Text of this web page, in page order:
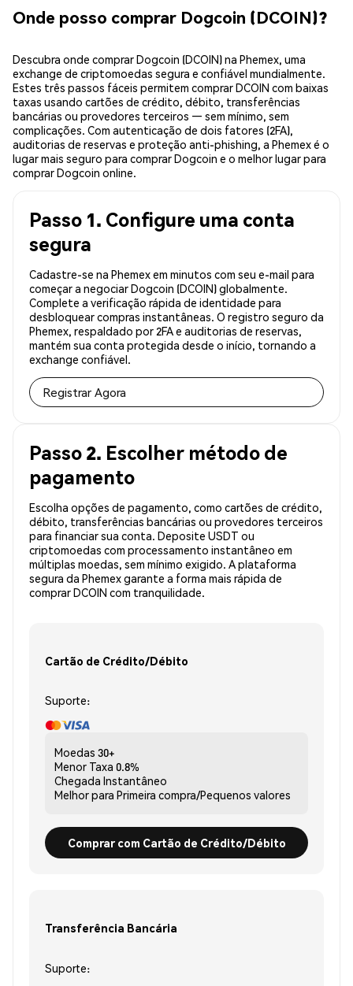
Onde posso comprar Dogcoin (DCOIN)?
Descubra onde comprar Dogcoin (DCOIN) na Phemex, uma
exchange de criptomoedas segura e confiável mundialmente.
Estes três passos fáceis permitem comprar DCOIN com baixas
taxas usando cartões de crédito, débito, transferências
bancárias ou provedores terceiros — sem mínimo, sem
complicações. Com autenticação de dois fatores (2FA),
auditorias de reservas e proteção anti-phishing, a Phemex é o
lugar mais seguro para comprar Dogcoin e o melhor lugar para
comprar Dogcoin online.
Passo 1. Configure uma conta
segura
Cadastre-se na Phemex em minutos com seu e-mail para
começar a negociar Dogcoin (DCOIN) globalmente.
Complete a verificação rápida de identidade para
desbloquear compras instantâneas. O registro seguro da
Phemex, respaldado por 2FA e auditorias de reservas,
mantém sua conta protegida desde o início, tornando a
exchange confiável.
Registrar Agora
Passo 2. Escolher método de
pagamento
Escolha opções de pagamento, como cartões de crédito,
débito, transferências bancárias ou provedores terceiros
para financiar sua conta. Deposite USDT ou
criptomoedas com processamento instantâneo em
múltiplas moedas, sem mínimo exigido. A plataforma
segura da Phemex garante a forma mais rápida de
comprar DCOIN com tranquilidade.
Cartão de Crédito/Débito
Suporte:
Moedas 30+
Menor Taxa 0.8%
Chegada Instantâneo
Melhor para Primeira compra/Pequenos valores
Comprar com Cartão de Crédito/Débito
Transferência Bancária
Suporte: